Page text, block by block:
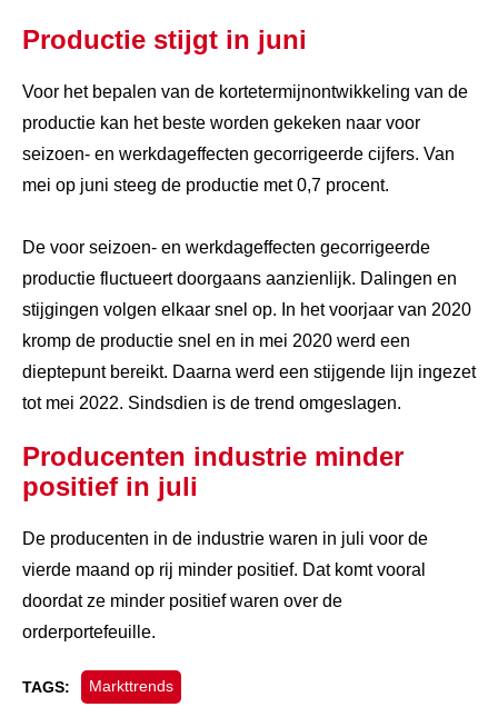
Productie stijgt in juni
Voor het bepalen van de kortetermijnontwikkeling van de
productie kan het beste worden gekeken naar voor
seizoen- en werkdageffecten gecorrigeerde cijfers. Van
mei op juni steeg de productie met 0,7 procent.
De voor seizoen- en werkdageffecten gecorrigeerde
productie fluctueert doorgaans aanzienlijk. Dalingen en
stijgingen volgen elkaar snel op. In het voorjaar van 2020
kromp de productie snel en in mei 2020 werd een
dieptepunt bereikt. Daarna werd een stijgende lijn ingezet
tot mei 2022. Sindsdien is de trend omgeslagen.
Producenten industrie minder
positief in juli
De producenten in de industrie waren in juli voor de
vierde maand op rij minder positief. Dat komt vooral
doordat ze minder positief waren over de
orderportefeuille.
TAGS: Markttrends